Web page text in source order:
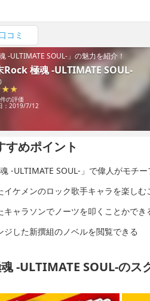
コミ
-ULTIMATE SOUL-」の魅力を紹介！
Rock 極魂 -ULTIMATE SOUL-
の評価
：2019/7/12
すめポイント
魂 -ULTIMATE SOUL-」で偉人がモチ
イケメンのロック歌手キャラを楽しむ
キャラソンでノーツを叩くことかでき
ジした新撰組のノベルを閲覧できる
-ULTIMATE SOUL-のス